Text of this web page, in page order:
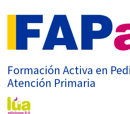
Formación Activa en
Atención Primaria